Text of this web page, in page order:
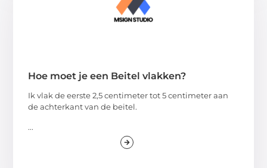
Hoe moet je een Beitel vlakken?
Ik vlak de eerste 2,5 centimeter tot 5 centimeter aan
de achterkant van de beitel.
...